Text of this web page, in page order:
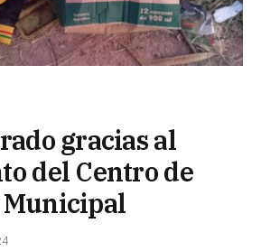
gracias al
del Centro de